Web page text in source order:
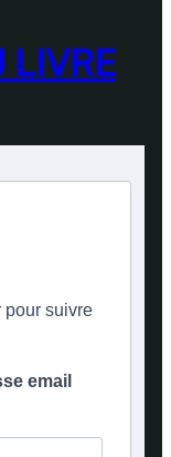
LIVRE
pour suivre
email